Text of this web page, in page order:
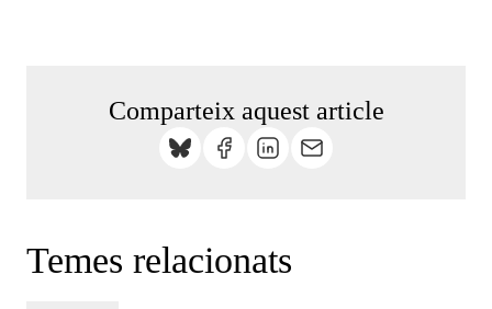
Comparteix aquest article
Temes relacionats